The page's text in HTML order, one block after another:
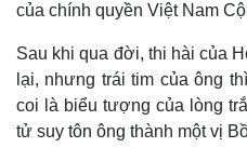
của chính quyền Việt Nam
Sau khi qua đời, thi hài của
lại, nhưng trái tim của ông
coi là biểu tượng của lòng
tử suy tôn ông thành một vị